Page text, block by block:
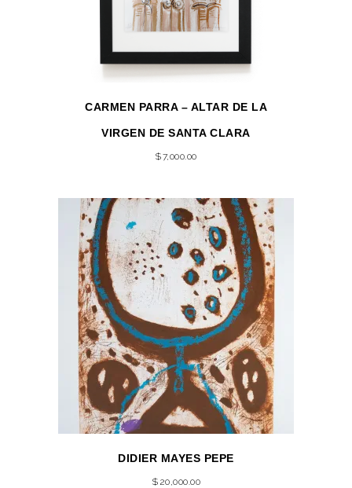
CARMEN PARRA – ALTAR DE LA
VIRGEN DE SANTA CLARA
$7,000.00
DIDIER MAYES PEPE
$ 20,000.00